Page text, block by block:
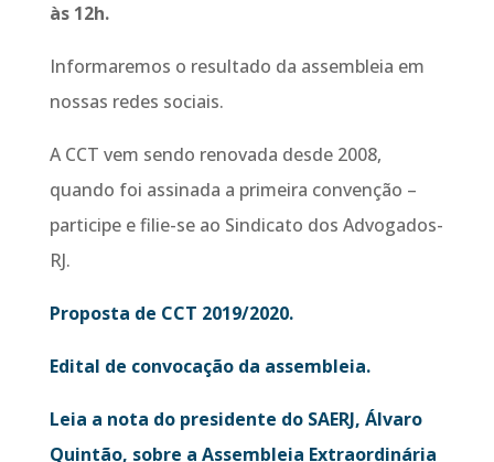
às 12h.
Informaremos o resultado da assembleia em
nossas redes sociais.
A CCT vem sendo renovada desde 2008,
quando foi assinada a primeira convenção –
participe e filie-se ao Sindicato dos Advogados-
RJ.
Proposta de CCT 2019/2020.
Edital de convocação da assembleia.
Leia a nota do presidente do SAERJ, Álvaro
Quintão, sobre a Assembleia Extraordinária